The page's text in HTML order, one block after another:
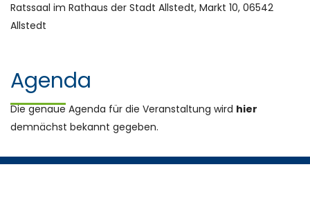
Ratssaal im Rathaus der Stadt Allstedt, Markt 10, 06542
Allstedt
Agenda
Die genaue Agenda für die Veranstaltung wird hier
demnächst bekannt gegeben.